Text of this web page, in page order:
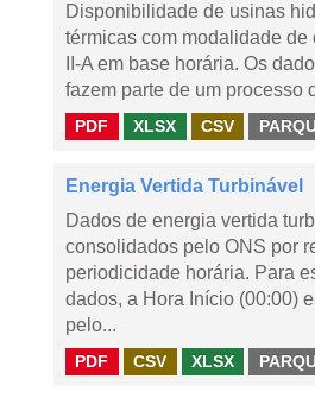
Disponibilidade de usinas
térmicas com modalidade de
II-A em base horária. Os
fazem parte de um processo
PDF XLSX CSV
Energia Vertida Turbinável
Dados de energia vertida
consolidados pelo ONS por
periodicidade horária. Para
dados, a Hora Início (00:00)
pelo...
PDF CSV XLSX